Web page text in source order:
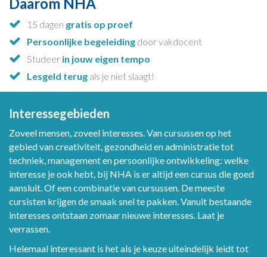
15 dagen gratis op proef
Persoonlijke begeleiding door vakdocent
Studeer in jouw eigen tempo
Lesgeld terug als je niet slaagt!
Interessegebieden
Zoveel mensen, zoveel interesses. Van cursussen op het
gebied van creativiteit, gezondheid en administratie tot
techniek, management en persoonlijke ontwikkeling: welke
interesse je ook hebt, bij NHA is er altijd een cursus die goed
aansluit. Of een combinatie van cursussen. De meeste
cursisten krijgen de smaak snel te pakken. Vanuit bestaande
interesses ontstaan zomaar nieuwe interesses. Laat je
verrassen.
Helemaal interessant is het als je keuze uiteindelijk leidt tot